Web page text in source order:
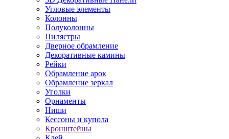
Угловые элементы
Колонны
Полуколонны
Пилястры
Дверное обрамление
Декоративные камины
Рейки
Обрамление арок
Обрамление зеркал
Уголки
Орнаменты
Ниши
Кессоны и купола
Кронштейны